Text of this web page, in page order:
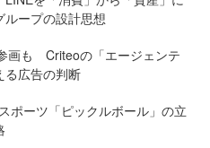
ープの設計思想
画も Criteoの「エージェンテ
る広告の判断
ポーツ「ピックルボール」の立